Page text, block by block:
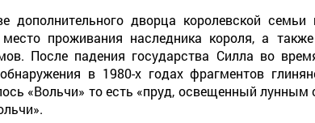
дополнительного дворца королевской
место проживания наследника короля, а
После падения государства Силла во
в 1980-х годах фрагментов
«Вольчи» то есть «пруд, освещенный лунным